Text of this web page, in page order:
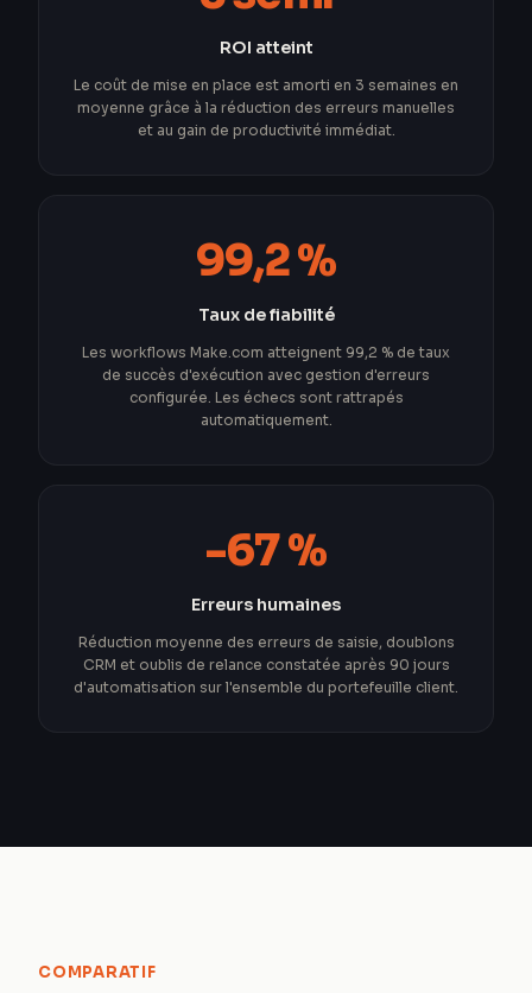
ROI atteint
Le coût de mise en place est amorti en 3 semaines en
moyenne grâce à la réduction des erreurs manuelles
et au gain de productivité immédiat.
99,2 %
Taux de fiabilité
Les workflows Make.com atteignent 99,2 % de taux
de succès d'exécution avec gestion d'erreurs
configurée. Les échecs sont rattrapés
automatiquement.
-67 %
Erreurs humaines
Réduction moyenne des erreurs de saisie, doublons
CRM et oublis de relance constatée après 90 jours
d'automatisation sur l'ensemble du portefeuille client.
COMPARATIF